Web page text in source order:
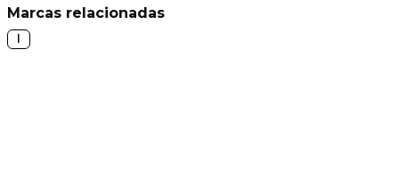
Marcas relacionadas